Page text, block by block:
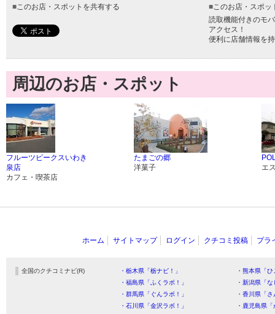
■このお店・スポットを共有する ■このお店・スポッ
読取機能付きのモ
アクセス！
便利に店舗情報を
周辺のお店・スポット
フルーツピークスいわき
泉店
カフェ・喫茶店
たまごの郷
洋菓子
エ
ホーム サイトマップ ログイン クチコミ投稿 プラ
全国のクチコミナビ(R) ・栃木県「栃ナビ！」
・熊本県「
・福島県「ふくラボ！」
・新潟県「
・群馬県「ぐんラボ！」
・香川県「
・石川県「金沢ラボ！」
・鹿児島県